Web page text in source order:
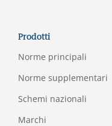
Prodotti
Norme principali
Norme supplementari
Schemi nazionali
Marchi